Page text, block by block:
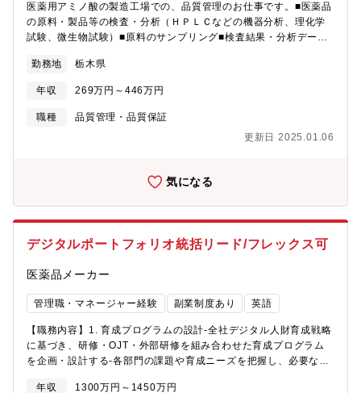
医薬用アミノ酸の製造工場での、品質管理のお仕事です。■医薬品
の原料・製品等の検査・分析（ＨＰＬＣなどの機器分析、理化学
試験、微生物試験）■原料のサンプリング■検査結果・分析データ
リデーション■手順書の作成・改訂、逸脱、変更管理、設備更新な
ど■その他 付随業務＊フォークリフト運転技能者など、会社が認
める公的資格取得に対して、入社後に費用支援制度あり。
勤務地 栃木県
年収 269万円～446万円
職種
品質管理・品質保証
更新日 2025.01.06
気になる
デジタルポートフォリオ統括リード/フレックス可
医薬品メーカー
管理職・マネージャー経験 副業制度あり 英語
【職務内容】1. 育成プログラムの設計-全社デジタル人財育成戦略
に基づき、研修・OJT・外部研修を組み合わせた育成プログラム
を企画・設計する-各部門の課題や育成ニーズを把握し、必要なデ
年収 1300万円～1450万円